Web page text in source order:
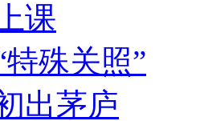
课
特殊关照”
出茅庐